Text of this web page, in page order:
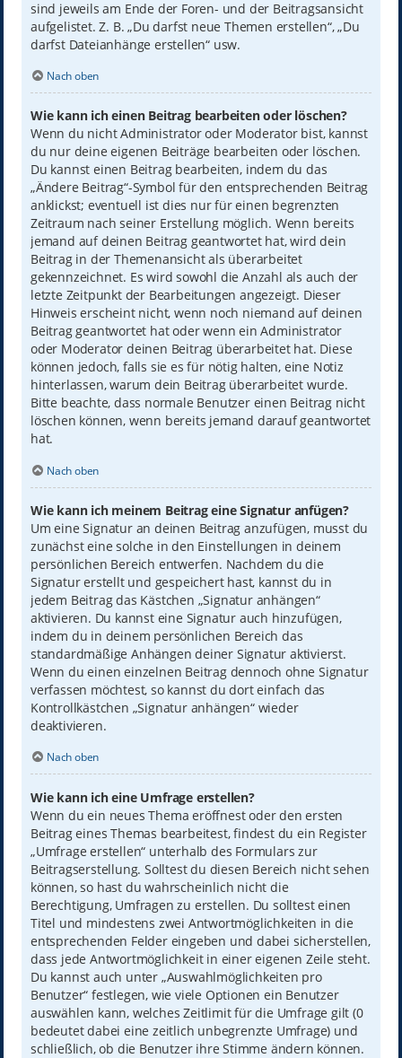
sind jeweils am Ende der Foren- und der Beitragsansicht
aufgelistet. Z. B. „Du darfst neue Themen erstellen“, „Du
darfst Dateianhänge erstellen“ usw.
Nach oben
Wie kann ich einen Beitrag bearbeiten oder löschen?
Wenn du nicht Administrator oder Moderator bist, kannst
du nur deine eigenen Beiträge bearbeiten oder löschen.
Du kannst einen Beitrag bearbeiten, indem du das
„Ändere Beitrag“-Symbol für den entsprechenden Beitrag
anklickst; eventuell ist dies nur für einen begrenzten
Zeitraum nach seiner Erstellung möglich. Wenn bereits
jemand auf deinen Beitrag geantwortet hat, wird dein
Beitrag in der Themenansicht als überarbeitet
gekennzeichnet. Es wird sowohl die Anzahl als auch der
letzte Zeitpunkt der Bearbeitungen angezeigt. Dieser
Hinweis erscheint nicht, wenn noch niemand auf deinen
Beitrag geantwortet hat oder wenn ein Administrator
oder Moderator deinen Beitrag überarbeitet hat. Diese
können jedoch, falls sie es für nötig halten, eine Notiz
hinterlassen, warum dein Beitrag überarbeitet wurde.
Bitte beachte, dass normale Benutzer einen Beitrag nicht
löschen können, wenn bereits jemand darauf geantwortet
hat.
Nach oben
Wie kann ich meinem Beitrag eine Signatur anfügen?
Um eine Signatur an deinen Beitrag anzufügen, musst du
zunächst eine solche in den Einstellungen in deinem
persönlichen Bereich entwerfen. Nachdem du die
Signatur erstellt und gespeichert hast, kannst du in
jedem Beitrag das Kästchen „Signatur anhängen“
aktivieren. Du kannst eine Signatur auch hinzufügen,
indem du in deinem persönlichen Bereich das
standardmäßige Anhängen deiner Signatur aktivierst.
Wenn du einen einzelnen Beitrag dennoch ohne Signatur
verfassen möchtest, so kannst du dort einfach das
Kontrollkästchen „Signatur anhängen“ wieder
deaktivieren.
Nach oben
Wie kann ich eine Umfrage erstellen?
Wenn du ein neues Thema eröffnest oder den ersten
Beitrag eines Themas bearbeitest, findest du ein Register
„Umfrage erstellen“ unterhalb des Formulars zur
Beitragserstellung. Solltest du diesen Bereich nicht sehen
können, so hast du wahrscheinlich nicht die
Berechtigung, Umfragen zu erstellen. Du solltest einen
Titel und mindestens zwei Antwortmöglichkeiten in die
entsprechenden Felder eingeben und dabei sicherstellen,
dass jede Antwortmöglichkeit in einer eigenen Zeile steht.
Du kannst auch unter „Auswahlmöglichkeiten pro
Benutzer“ festlegen, wie viele Optionen ein Benutzer
auswählen kann, welches Zeitlimit für die Umfrage gilt (0
bedeutet dabei eine zeitlich unbegrenzte Umfrage) und
schließlich, ob die Benutzer ihre Stimme ändern können.